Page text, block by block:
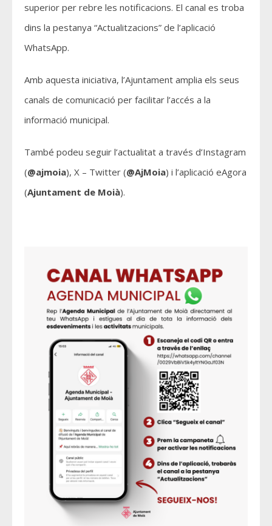
superior per rebre les notificacions. El canal es troba
dins la pestanya “Actualitzacions” de l’aplicació
WhatsApp.
Amb aquesta iniciativa, l’Ajuntament amplia els seus
canals de comunicació per facilitar l’accés a la
informació municipal.
També podeu seguir l’actualitat a través d’Instagram
(@ajmoia), X – Twitter (@AjMoia) i l’aplicació eAgora
(Ajuntament de Moià).